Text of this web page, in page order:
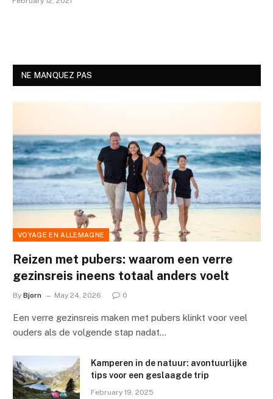
NE MANQUEZ PAS
VOYAGE EN ALLEMAGNE
Reizen met pubers: waarom een verre
gezinsreis ineens totaal anders voelt
By Bjorn May 24, 2026 0
Een verre gezinsreis maken met pubers klinkt voor veel
ouders als de volgende stap nadat…
Kamperen in de natuur: avontuurlijke
tips voor een geslaagde trip
February 19, 2025